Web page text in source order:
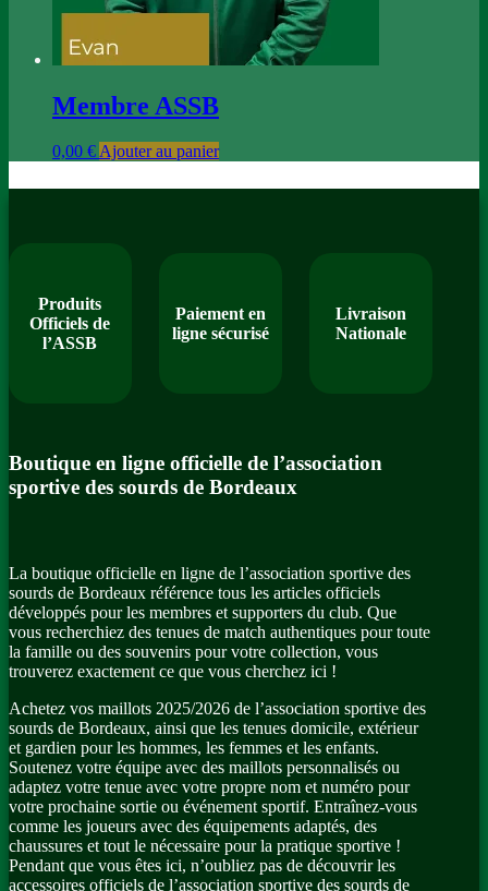
Membre ASSB
0,00 €Ajouter au panier
Produits
Officiels de
l’ASSB
Paiement en
ligne sécurisé
Livraison
Nationale
Boutique en ligne officielle de l’association
sportive des sourds de Bordeaux
La boutique officielle en ligne de l’association sportive des
sourds de Bordeaux référence tous les articles officiels
développés pour les membres et supporters du club. Que
vous recherchiez des tenues de match authentiques pour toute
la famille ou des souvenirs pour votre collection, vous
trouverez exactement ce que vous cherchez ici !
Achetez vos maillots 2025/2026 de l’association sportive des
sourds de Bordeaux, ainsi que les tenues domicile, extérieur
et gardien pour les hommes, les femmes et les enfants.
Soutenez votre équipe avec des maillots personnalisés ou
adaptez votre tenue avec votre propre nom et numéro pour
votre prochaine sortie ou événement sportif. Entraînez-vous
comme les joueurs avec des équipements adaptés, des
chaussures et tout le nécessaire pour la pratique sportive !
Pendant que vous êtes ici, n’oubliez pas de découvrir les
accessoires officiels de l’association sportive des sourds de